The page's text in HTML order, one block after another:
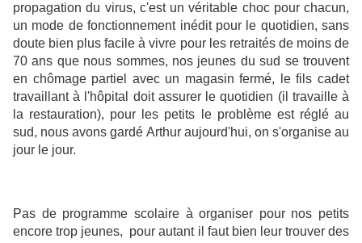
propagation du virus, c'est un véritable choc pour chacun,
un mode de fonctionnement inédit pour le quotidien, sans
doute bien plus facile à vivre pour les retraités de moins de
70 ans que nous sommes, nos jeunes du sud se trouvent
en chômage partiel avec un magasin fermé, le fils cadet
travaillant à l'hôpital doit assurer le quotidien (il travaille à
la restauration), pour les petits le problème est réglé au
sud, nous avons gardé Arthur aujourd'hui, on s'organise au
jour le jour.
Pas de programme scolaire à organiser pour nos petits
encore trop jeunes, pour autant il faut bien leur trouver des